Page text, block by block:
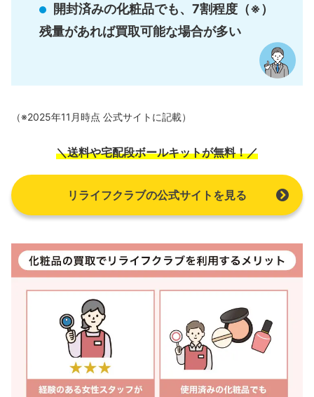
開封済みの化粧品でも、7割程度（※）
残量があれば買取可能な場合が多い
（※2025年11月時点 公式サイトに記載）
＼送料や宅配段ボールキットが無料！／
リライフクラブの公式サイトを見る